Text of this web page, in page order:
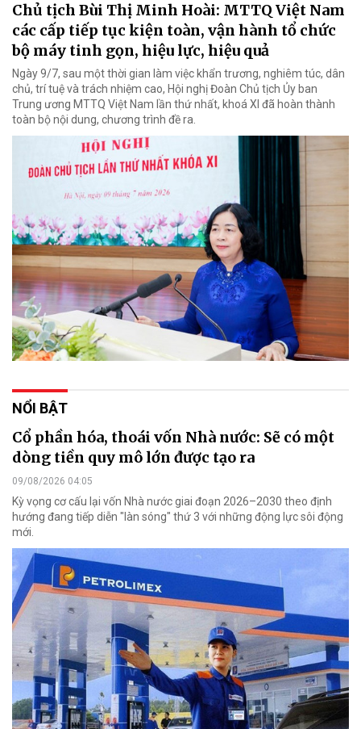
Chủ tịch Bùi Thị Minh Hoài: MTTQ Việt Nam
các cấp tiếp tục kiện toàn, vận hành tổ chức
bộ máy tinh gọn, hiệu lực, hiệu quả
Ngày 9/7, sau một thời gian làm việc khẩn trương, nghiêm túc, dân
chủ, trí tuệ và trách nhiệm cao, Hội nghị Đoàn Chủ tịch Ủy ban
Trung ương MTTQ Việt Nam lần thứ nhất, khoá XI đã hoàn thành
toàn bộ nội dung, chương trình đề ra.
NỔI BẬT
Cổ phần hóa, thoái vốn Nhà nước: Sẽ có một
dòng tiền quy mô lớn được tạo ra
09/08/2026 04:05
Kỳ vọng cơ cấu lại vốn Nhà nước giai đoạn 2026–2030 theo định
hướng đang tiếp diễn "làn sóng" thứ 3 với những động lực sôi động
mới.